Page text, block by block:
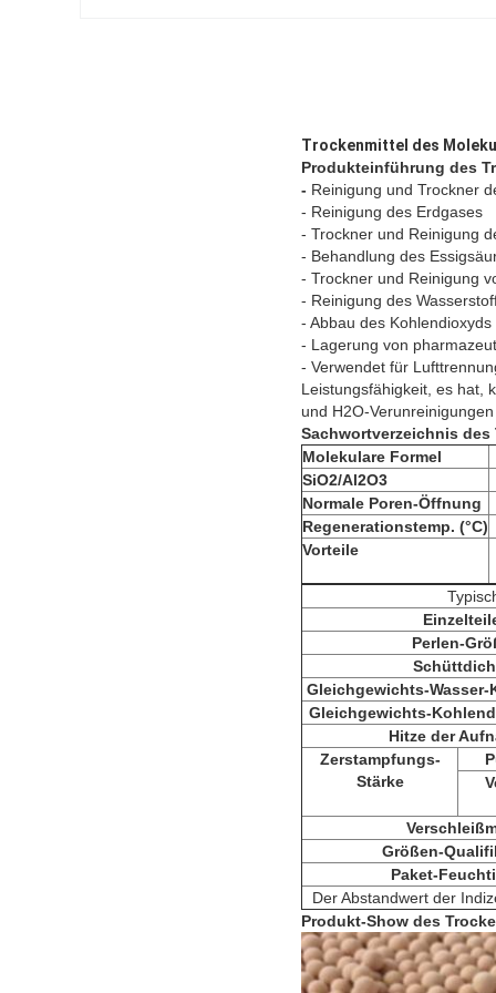
Trockenmittel des
Produkteinführung des
- Reinigung und Trockner
- Reinigung des Erdgases
- Trockner und Reinigung
- Behandlung des
- Trockner und Reinigung
- Reinigung des
- Abbau des
- Lagerung von
- Verwendet für
Leistungsfähigkeit, es hat,
und H2O-
Sachwortverzeichnis des
Molekulare Formel
SiO2/Al2O3
Normale Poren-Öffnung
Regenerationstemp. (°C)
Vorteile
Perlen-
Gleichgewichts-
Gleichgewichts-
Hitze der
Zerstampfungs-
Stärke
Größen-
Paket-
Der Abstandwert der
Produkt-Show des